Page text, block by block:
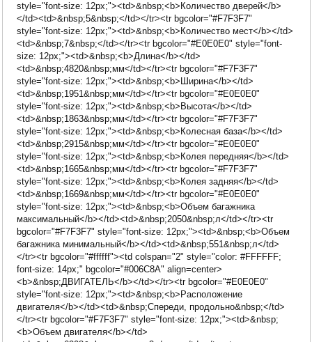
style="font-size: 12px;"><td>&nbsp;<b>Количество дверей</b>
</td><td>&nbsp;5&nbsp;</td></tr><tr bgcolor="#F7F3F7"
style="font-size: 12px;"><td>&nbsp;<b>Количество мест</b></td>
<td>&nbsp;7&nbsp;</td></tr><tr bgcolor="#E0E0E0" style="font-
size: 12px;"><td>&nbsp;<b>Длина</b></td>
<td>&nbsp;4820&nbsp;мм</td></tr><tr bgcolor="#F7F3F7"
style="font-size: 12px;"><td>&nbsp;<b>Ширина</b></td>
<td>&nbsp;1951&nbsp;мм</td></tr><tr bgcolor="#E0E0E0"
style="font-size: 12px;"><td>&nbsp;<b>Высота</b></td>
<td>&nbsp;1863&nbsp;мм</td></tr><tr bgcolor="#F7F3F7"
style="font-size: 12px;"><td>&nbsp;<b>Колесная база</b></td>
<td>&nbsp;2915&nbsp;мм</td></tr><tr bgcolor="#E0E0E0"
style="font-size: 12px;"><td>&nbsp;<b>Колея передняя</b></td>
<td>&nbsp;1665&nbsp;мм</td></tr><tr bgcolor="#F7F3F7"
style="font-size: 12px;"><td>&nbsp;<b>Колея задняя</b></td>
<td>&nbsp;1669&nbsp;мм</td></tr><tr bgcolor="#E0E0E0"
style="font-size: 12px;"><td>&nbsp;<b>Объем багажника
максимальный</b></td><td>&nbsp;2050&nbsp;л</td></tr><tr
bgcolor="#F7F3F7" style="font-size: 12px;"><td>&nbsp;<b>Объем
багажника минимальный</b></td><td>&nbsp;551&nbsp;л</td>
</tr><tr bgcolor="#ffffff"><td colspan="2" style="color: #FFFFFF;
font-size: 14px;" bgcolor="#006C8A" align=center>
<b>&nbsp;ДВИГАТЕЛЬ</b></td></tr><tr bgcolor="#E0E0E0"
style="font-size: 12px;"><td>&nbsp;<b>Расположение
двигателя</b></td><td>&nbsp;Спереди, продольно&nbsp;</td>
</tr><tr bgcolor="#F7F3F7" style="font-size: 12px;"><td>&nbsp;
<b>Объем двигателя</b></td>